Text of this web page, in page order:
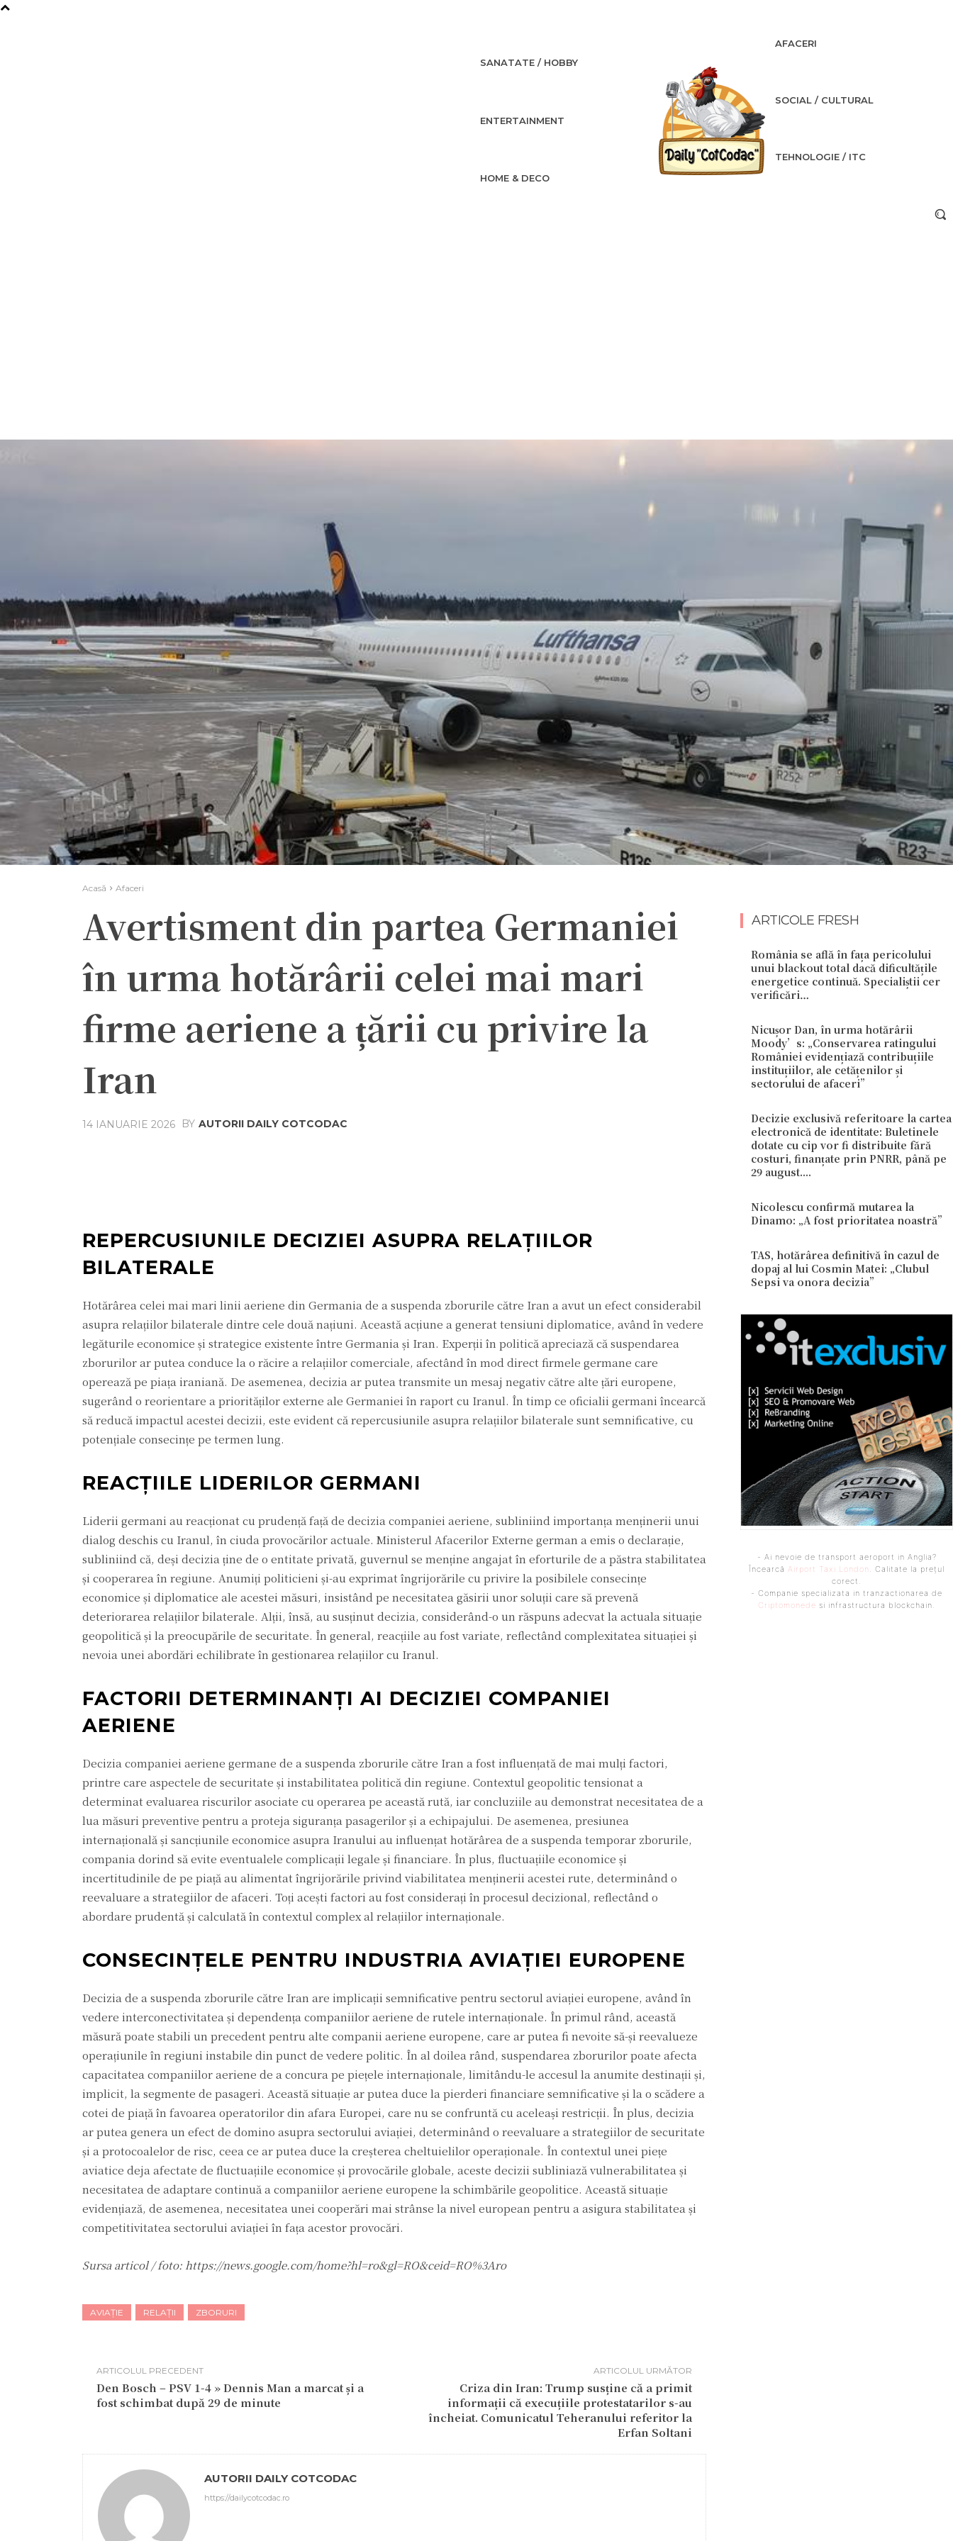
SANATATE / HOBBY
ENTERTAINMENT
HOME & DECO
AFACERI
SOCIAL / CULTURAL
TEHNOLOGIE / ITC
Acasă Afaceri
Avertisment din partea Germaniei
în urma hotărârii celei mai mari
firme aeriene a țării cu privire la
Iran
14 IANUARIE 2026 BY AUTORII DAILY COTCODAC
REPERCUSIUNILE DECIZIEI ASUPRA RELAȚIILOR
BILATERALE
Hotărârea celei mai mari linii aeriene din Germania de a suspenda zborurile către Iran a avut un efect considerabil
asupra relațiilor bilaterale dintre cele două națiuni. Această acțiune a generat tensiuni diplomatice, având în vedere
legăturile economice și strategice existente între Germania și Iran. Experții în politică apreciază că suspendarea
zborurilor ar putea conduce la o răcire a relațiilor comerciale, afectând în mod direct firmele germane care
operează pe piața iraniană. De asemenea, decizia ar putea transmite un mesaj negativ către alte țări europene,
sugerând o reorientare a priorităților externe ale Germaniei în raport cu Iranul. În timp ce oficialii germani încearcă
să reducă impactul acestei decizii, este evident că repercusiunile asupra relațiilor bilaterale sunt semnificative, cu
potențiale consecințe pe termen lung.
REACȚIILE LIDERILOR GERMANI
Liderii germani au reacționat cu prudență față de decizia companiei aeriene, subliniind importanța menținerii unui
dialog deschis cu Iranul, în ciuda provocărilor actuale. Ministerul Afacerilor Externe german a emis o declarație,
subliniind că, deși decizia ține de o entitate privată, guvernul se menține angajat în eforturile de a păstra stabilitatea
și cooperarea în regiune. Anumiți politicieni și-au exprimat îngrijorările cu privire la posibilele consecințe
economice și diplomatice ale acestei măsuri, insistând pe necesitatea găsirii unor soluții care să prevenă
deteriorarea relațiilor bilaterale. Alții, însă, au susținut decizia, considerând-o un răspuns adecvat la actuala situație
geopolitică și la preocupările de securitate. În general, reacțiile au fost variate, reflectând complexitatea situației și
nevoia unei abordări echilibrate în gestionarea relațiilor cu Iranul.
FACTORII DETERMINANȚI AI DECIZIEI COMPANIEI
AERIENE
Decizia companiei aeriene germane de a suspenda zborurile către Iran a fost influențată de mai mulți factori,
printre care aspectele de securitate și instabilitatea politică din regiune. Contextul geopolitic tensionat a
determinat evaluarea riscurilor asociate cu operarea pe această rută, iar concluziile au demonstrat necesitatea de a
lua măsuri preventive pentru a proteja siguranța pasagerilor și a echipajului. De asemenea, presiunea
internațională și sancțiunile economice asupra Iranului au influențat hotărârea de a suspenda temporar zborurile,
compania dorind să evite eventualele complicații legale și financiare. În plus, fluctuațiile economice și
incertitudinile de pe piață au alimentat îngrijorările privind viabilitatea menținerii acestei rute, determinând o
reevaluare a strategiilor de afaceri. Toți acești factori au fost considerați în procesul decizional, reflectând o
abordare prudentă și calculată în contextul complex al relațiilor internaționale.
CONSECINȚELE PENTRU INDUSTRIA AVIAȚIEI EUROPENE
Decizia de a suspenda zborurile către Iran are implicații semnificative pentru sectorul aviației europene, având în
vedere interconectivitatea și dependența companiilor aeriene de rutele internaționale. În primul rând, această
măsură poate stabili un precedent pentru alte companii aeriene europene, care ar putea fi nevoite să-și reevalueze
operațiunile în regiuni instabile din punct de vedere politic. În al doilea rând, suspendarea zborurilor poate afecta
capacitatea companiilor aeriene de a concura pe piețele internaționale, limitându-le accesul la anumite destinații și,
implicit, la segmente de pasageri. Această situație ar putea duce la pierderi financiare semnificative și la o scădere a
cotei de piață în favoarea operatorilor din afara Europei, care nu se confruntă cu aceleași restricții. În plus, decizia
ar putea genera un efect de domino asupra sectorului aviației, determinând o reevaluare a strategiilor de securitate
și a protocoalelor de risc, ceea ce ar putea duce la creșterea cheltuielilor operaționale. În contextul unei piețe
aviatice deja afectate de fluctuațiile economice și provocările globale, aceste decizii subliniază vulnerabilitatea și
necesitatea de adaptare continuă a companiilor aeriene europene la schimbările geopolitice. Această situație
evidențiază, de asemenea, necesitatea unei cooperări mai strânse la nivel european pentru a asigura stabilitatea și
competitivitatea sectorului aviației în fața acestor provocări.
Sursa articol / foto: https://news.google.com/home?hl=ro&gl=RO&ceid=RO%3Aro
AVIAȚIE RELAȚII ZBORURI
ARTICOLUL PRECEDENT
Den Bosch – PSV 1-4 » Dennis Man a marcat și a
fost schimbat după 29 de minute
ARTICOLUL URMĂTOR
Criza din Iran: Trump susține că a primit
informații că execuțiile protestatarilor s-au
încheiat. Comunicatul Teheranului referitor la
Erfan Soltani
AUTORII DAILY COTCODAC
https://dailycotcodac.ro
ARTICOLE FRESH
România se află în fața pericolului
unui blackout total dacă dificultățile
energetice continuă. Specialiștii cer
verificări…
Nicușor Dan, în urma hotărârii
Moody’s: „Conservarea ratingului
României evidențiază contribuțiile
instituțiilor, ale cetățenilor și
sectorului de afaceri”
Decizie exclusivă referitoare la cartea
electronică de identitate: Buletinele
dotate cu cip vor fi distribuite fără
costuri, finanțate prin PNRR, până pe
29 august....
Nicolescu confirmă mutarea la
Dinamo: „A fost prioritatea noastră”
TAS, hotărârea definitivă în cazul de
dopaj al lui Cosmin Matei: „Clubul
Sepsi va onora decizia”
- Ai nevoie de transport aeroport in Anglia?
Încearcă Airport Taxi London . Calitate la prețul
corect.
- Companie specializata in tranzactionarea de
Criptomonede si infrastructura blockchain.